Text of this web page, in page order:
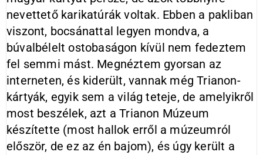
nevettető karikatúrák voltak. Ebben a pakliban
viszont, bocsánattal legyen mondva, a
búvalbélelt ostobaságon kívül nem fedeztem
fel semmi mást. Megnéztem gyorsan az
interneten, és kiderült, vannak még Trianon-
kártyák, egyik sem a világ teteje, de amelyikről
most beszélek, azt a Trianon Múzeum
készítette (most hallok erről a múzeumról
először, de ez az én bajom), és úgy került a